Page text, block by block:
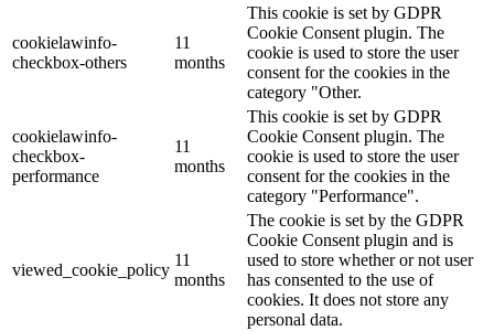
cookielawinfo-
checkbox-others
11
months
This cookie is set by GDPR
Cookie Consent plugin. The
cookie is used to store the user
consent for the cookies in the
category "Other.
cookielawinfo-
checkbox-
performance
11
months
This cookie is set by GDPR
Cookie Consent plugin. The
cookie is used to store the user
consent for the cookies in the
category "Performance".
viewed_cookie_policy
11
months
The cookie is set by the GDPR
Cookie Consent plugin and is
used to store whether or not user
has consented to the use of
cookies. It does not store any
personal data.